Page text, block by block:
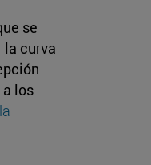
se
la curva
los